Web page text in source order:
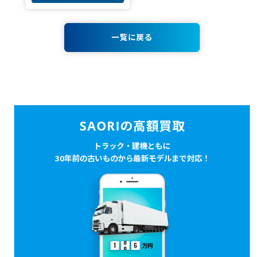
一覧に戻る
SAORIの高額買取
トラック・建機ともに
30年前の古いものから最新モデルまで対応！